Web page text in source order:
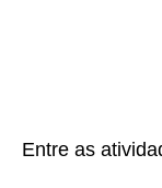
Entre as